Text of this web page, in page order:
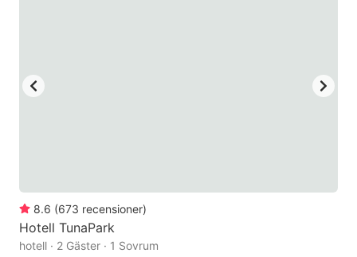
8.6 (673 recensioner)
Hotell TunaPark
hotell · 2 Gäster · 1 Sovrum